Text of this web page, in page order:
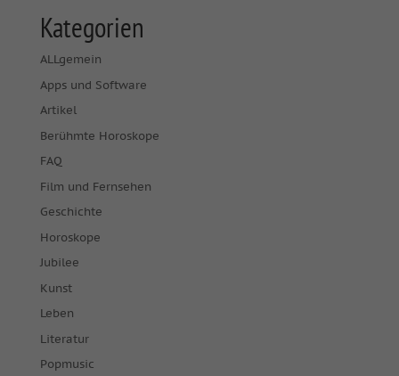
Kategorien
ALLgemein
Apps und Software
Artikel
Berühmte Horoskope
FAQ
Film und Fernsehen
Geschichte
Horoskope
Jubilee
Kunst
Leben
Literatur
Popmusic